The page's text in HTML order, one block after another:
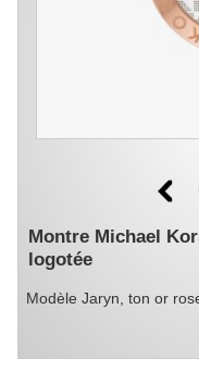
Montre Michael
logotée
Modèle Jaryn, ton or